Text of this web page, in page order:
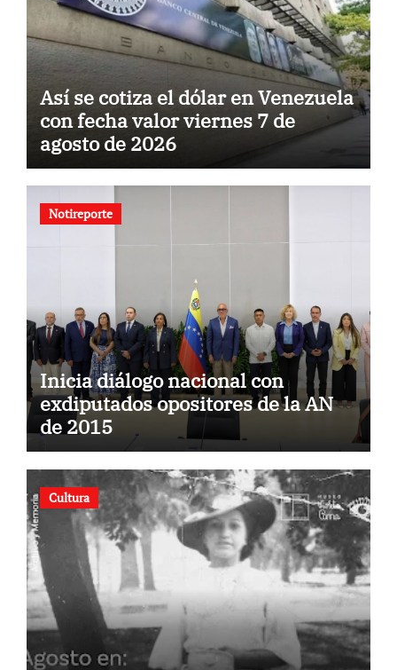
Así se cotiza el dólar en Venezuela
con fecha valor viernes 7 de
agosto de 2026
Notireporte
Inicia diálogo nacional con
exdiputados opositores de la AN
de 2015
Cultura